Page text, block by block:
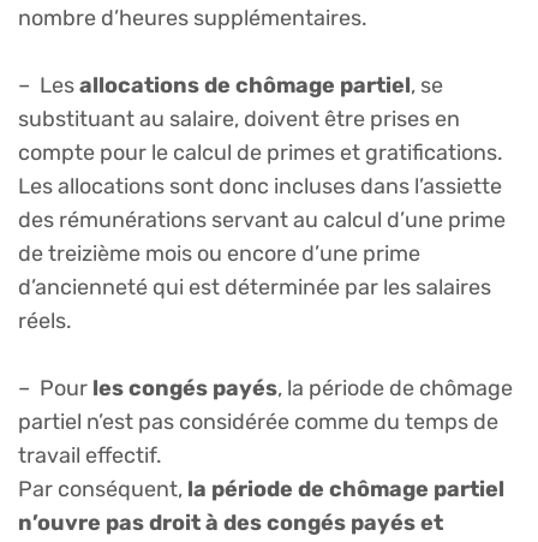
nombre d’heures supplémentaires.
– Lesallocations de chômage partiel, se
substituant au salaire, doivent être prises en
compte pour le calcul de primes et gratifications.
Les allocations sont donc incluses dans l’assiette
des rémunérations servant au calcul d’une prime
de treizième mois ou encore d’une prime
d’ancienneté qui est déterminée par les salaires
réels.
– Pour les congés payés, la période de chômage
partiel n’est pas considérée comme du temps de
travail effectif.
Par conséquent, la période de chômage partiel
n’ouvre pas droit à des congés payés et